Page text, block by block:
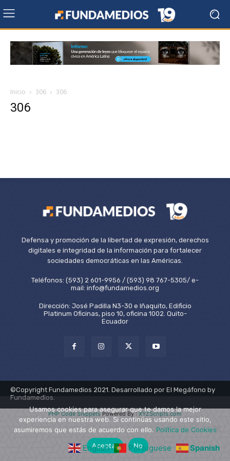
Inicio 306 306
306
Defensa y promoción de la libertad de expresión, derechos
digitales e integridad de la información para fortalecer
sociedades democráticas en las Américas.
Teléfonos: (593) 2 601-9956 / (593) 98 767-5305/ e-
mail: info@fundamedios.org
Dirección: José Padilla N3-30 e Iñaquito, Edificio
Platinum Oficinas, piso 10, oficina 1002. Quito-
Ecuador
©Copyright Fundamedios 2021. Desarrollado por El Megáfono by
Fundamedios.
English Portuguese Spanish
PHP Code SnippetsPowered By :XYZScripts.com
Usamos cookies para asegurar que te damos la mejor
experiencia en nuestra web. Si continúas usando este sitio,
asumiremos que estás de acuerdo con ello. Política de Cookies
Aceptar
No